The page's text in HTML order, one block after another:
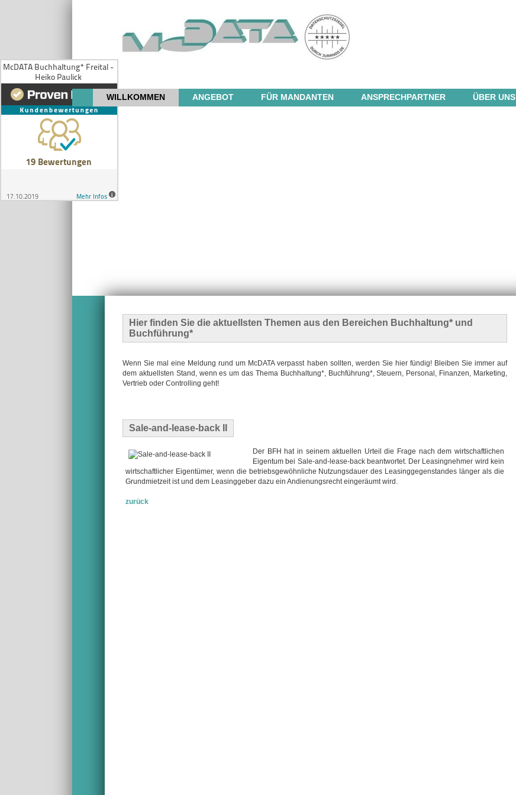
WILLKOMMEN ANGEBOT FÜR MANDANTEN ANSPRECHPARTNER ÜBER UNS
Hier finden Sie die aktuellsten Themen aus den Bereichen Buchhaltung* und
Buchführung*
Wenn Sie mal eine Meldung rund um McDATA verpasst haben sollten, werden Sie hier fündig! Bleiben Sie immer auf
dem aktuellsten Stand, wenn es um das Thema Buchhaltung*, Buchführung*, Steuern, Personal, Finanzen, Marketing,
Vertrieb oder Controlling geht!
Sale-and-lease-back II
Der BFH hat in seinem aktuellen Urteil die Frage nach dem wirtschaftlichen
Eigentum bei Sale-and-lease-back beantwortet. Der Leasingnehmer wird kein
wirtschaftlicher Eigentümer, wenn die betriebsgewöhnliche Nutzungsdauer des Leasinggegenstandes länger als die
Grundmietzeit ist und dem Leasinggeber dazu ein Andienungsrecht eingeräumt wird.
zurück